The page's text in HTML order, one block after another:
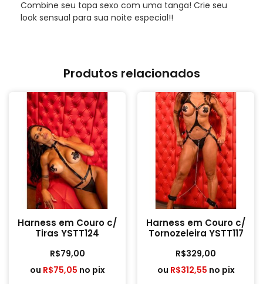
Combine seu tapa sexo com uma tanga! Crie seu
look sensual para sua noite especial!!
Produtos relacionados
Harness em Couro c/
Tiras YSTT124
R$79,00
ou R$75,05 no pix
Harness em Couro c/
Tornozeleira YSTT117
R$329,00
ou R$312,55 no pix